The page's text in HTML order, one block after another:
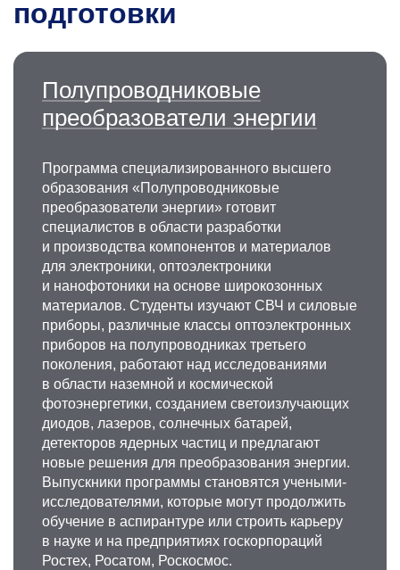
подготовки
Полупроводниковые
преобразователи энергии
Программа специализированного высшего
образования «Полупроводниковые
преобразователи энергии» готовит
специалистов в области разработки
и производства компонентов и материалов
для электроники, оптоэлектроники
и нанофотоники на основе широкозонных
материалов. Студенты изучают СВЧ и силовые
приборы, различные классы оптоэлектронных
приборов на полупроводниках третьего
поколения, работают над исследованиями
в области наземной и космической
фотоэнергетики, созданием светоизлучающих
диодов, лазеров, солнечных батарей,
детекторов ядерных частиц и предлагают
новые решения для преобразования энергии.
Выпускники программы становятся учеными-
исследователями, которые могут продолжить
обучение в аспирантуре или строить карьеру
в науке и на предприятиях госкорпораций
Ростех, Росатом, Роскосмос.